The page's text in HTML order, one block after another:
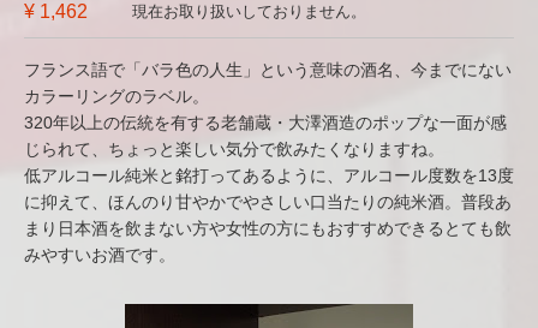
¥ 1,462
現在お取り扱いしておりません。
フランス語で「バラ色の人生」という意味の酒名、今までにない
カラーリングのラベル。
320年以上の伝統を有する老舗蔵・大澤酒造のポップな一面が感
じられて、ちょっと楽しい気分で飲みたくなりますね。
低アルコール純米と銘打ってあるように、アルコール度数を13度
に抑えて、ほんのり甘やかでやさしい口当たりの純米酒。普段あ
まり日本酒を飲まない方や女性の方にもおすすめできるとても飲
みやすいお酒です。